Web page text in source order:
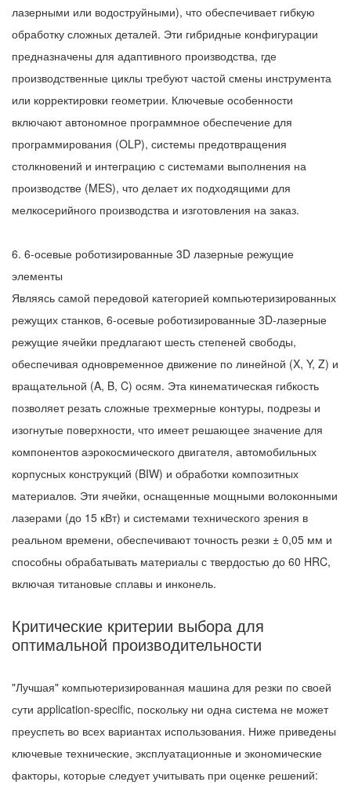
лазерными или водоструйными), что обеспечивает гибкую
обработку сложных деталей. Эти гибридные конфигурации
предназначены для адаптивного производства, где
производственные циклы требуют частой смены инструмента
или корректировки геометрии. Ключевые особенности
включают автономное программное обеспечение для
программирования (OLP), системы предотвращения
столкновений и интеграцию с системами выполнения на
производстве (MES), что делает их подходящими для
мелкосерийного производства и изготовления на заказ.
6. 6-осевые роботизированные 3D лазерные режущие
элементы
Являясь самой передовой категорией компьютеризированных
режущих станков, 6-осевые роботизированные 3D-лазерные
режущие ячейки предлагают шесть степеней свободы,
обеспечивая одновременное движение по линейной (X, Y, Z) и
вращательной (A, B, C) осям. Эта кинематическая гибкость
позволяет резать сложные трехмерные контуры, подрезы и
изогнутые поверхности, что имеет решающее значение для
компонентов аэрокосмического двигателя, автомобильных
корпусных конструкций (BIW) и обработки композитных
материалов. Эти ячейки, оснащенные мощными волоконными
лазерами (до 15 кВт) и системами технического зрения в
реальном времени, обеспечивают точность резки ± 0,05 мм и
способны обрабатывать материалы с твердостью до 60 HRC,
включая титановые сплавы и инконель.
Критические критерии выбора для
оптимальной производительности
"Лучшая" компьютеризированная машина для резки по своей
сути application-specific, поскольку ни одна система не может
преуспеть во всех вариантах использования. Ниже приведены
ключевые технические, эксплуатационные и экономические
факторы, которые следует учитывать при оценке решений: